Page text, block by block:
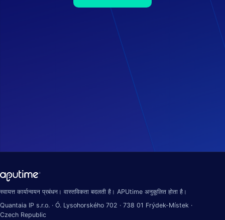
स्वायत्त कार्यान्वयन प्रबंधन। वास्तविकता बदलती है। APUtime अनुकूलित होता है।
Quantaia IP s.r.o. · Ó. Lysohorského 702 · 738 01 Frýdek-Místek ·
Czech Republic